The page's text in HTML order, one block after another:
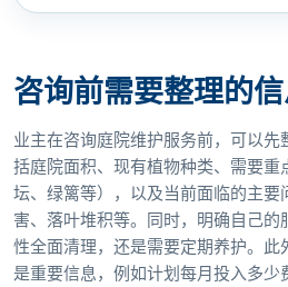
咨询前需要整理的
业主在咨询庭院维护服务前，可以
括庭院面积、现有植物种类、需要
坛、绿篱等），以及当前面临的主要
害、落叶堆积等。同时，明确自己
性全面清理，还是需要定期养护。
是重要信息，例如计划每月投入多